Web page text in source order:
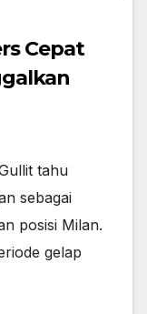
Cepat
tahu
sebagai
posisi Milan.
gelap